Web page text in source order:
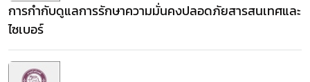
การกำกับดูแลการรักษาความมั่นคงปลอดภัยสารสนเทศและ
ไซเบอร์